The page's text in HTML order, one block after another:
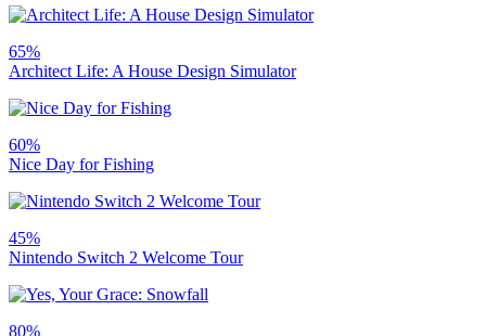
65%
Architect Life: A House Design Simulator
60%
Nice Day for Fishing
45%
Nintendo Switch 2 Welcome Tour
80%